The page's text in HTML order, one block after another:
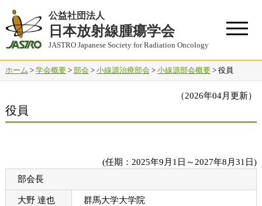
公益社団法人
日本放射線腫瘍学会
JASTRO Japanese Society for Radiation Oncology
ホーム > 学会概要> 部会 > 小線源治療部会 > 小線源部会概要> 役員
（2026年04月更新）
役員
(任期：2025年9月1日～2027年8月31日)
部会長
大野 達也 群馬大学大学院